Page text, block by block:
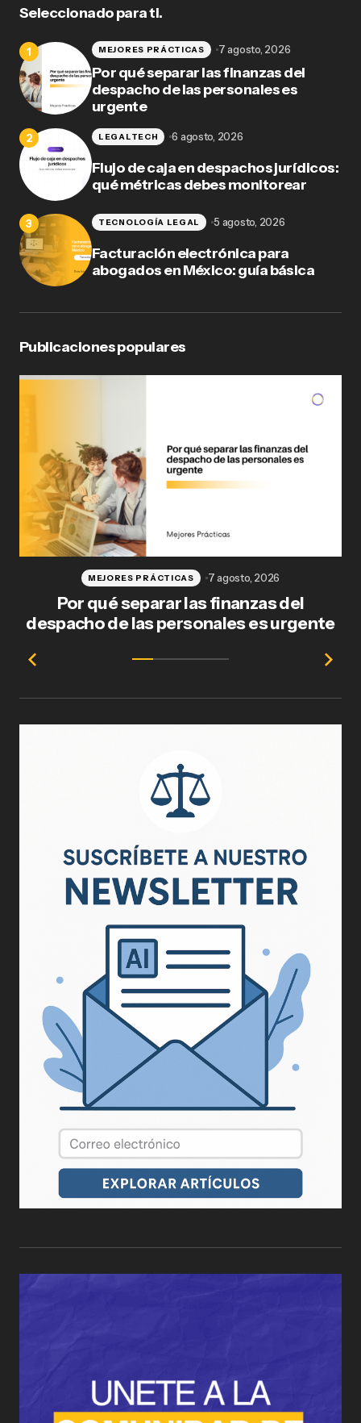
Seleccionado para ti.
Por qué separar las finanzas del
despacho de las personales es
urgente
MEJORES PRÁCTICAS 7 agosto, 2026
Flujo de caja en despachos jurídicos:
qué métricas debes monitorear
LEGALTECH 6 agosto, 2026
Facturación electrónica para
abogados en México: guía básica
TECNOLOGÍA LEGAL 5 agosto, 2026
Publicaciones populares
Por qué separar las finanzas del
despacho de las personales es urgente
MEJORES PRÁCTICAS 7 agosto, 2026